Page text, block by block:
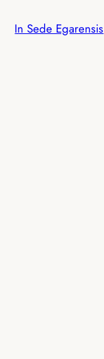
In Sede Egarensis